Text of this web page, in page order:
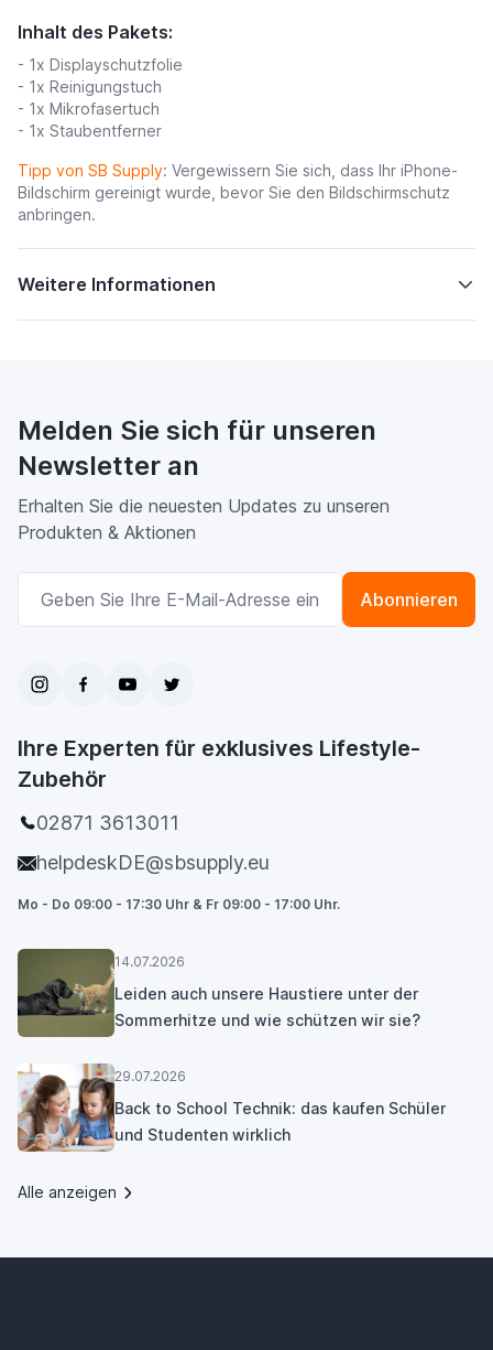
Inhalt des Pakets:
- 1x Displayschutzfolie
- 1x Reinigungstuch
- 1x Mikrofasertuch
- 1x Staubentferner
Tipp von SB Supply: Vergewissern Sie sich, dass Ihr iPhone-
Bildschirm gereinigt wurde, bevor Sie den Bildschirmschutz
anbringen.
Weitere Informationen
Melden Sie sich für unseren
Newsletter an
Erhalten Sie die neuesten Updates zu unseren
Produkten & Aktionen
E-Mailadresse
Abonnieren
Ihre Experten für exklusives Lifestyle-
Zubehör
02871 3613011
helpdeskDE@sbsupply.eu
Mo - Do 09:00 - 17:30 Uhr & Fr 09:00 - 17:00 Uhr.
14.07.2026
Leiden auch unsere Haustiere unter der
Sommerhitze und wie schützen wir sie?
29.07.2026
Back to School Technik: das kaufen Schüler
und Studenten wirklich
Alle anzeigen